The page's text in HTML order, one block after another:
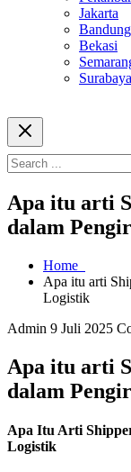
Jakarta
Bandung
Bekasi
Surabaya
Apa itu arti
dalam
Home
Apa itu arti
Logistik
Admin 9 Juli 2025
Apa itu arti
dalam
Apa Itu Arti
Logistik